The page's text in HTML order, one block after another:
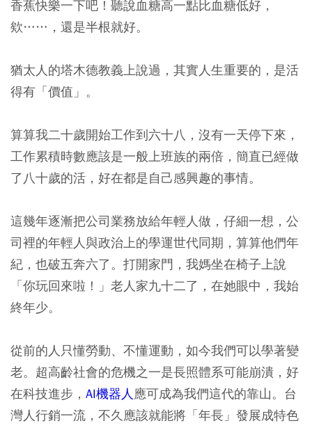
香蕉快樂一下吧！聽說血糖高一點比血糖低好，
欸……，還是半根就好。
猶太人的塔木德教義上說過，其實人生重要的，是活
得有「價值」。
算算我二十歲開始工作到六十八，沒有一天停下來，
工作累積時數應該是一般上班族的兩倍，簡直已經做
了八十歲的活，好在都是自己感興趣的事情。
這幾年逐漸把公司業務放給年輕人做，仔細一想，公
司裡的年輕人與政治上的學運世代同期，算算他們年
紀，也破五奔六了。打開家門，我媽坐在椅子上說
「你玩回來啦！」老人家九十二了，在她眼中，我始
終年少。
從前的人只懂勞動、不懂運動，如今我們可以學著變
老。超高齡社會的危機之一是長照體系可能崩潰，好
在科技進步， AI機器人 應可成為我們這代的靠山。台
灣人行銷一流，不久應該就能將「年長」發展成特色